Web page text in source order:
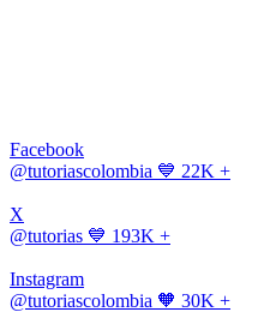
Facebook
@tutoriascolombia 💙 22K +
X
@tutorias 💙 193K +
Instagram
@tutoriascolombia 🧡 30K +